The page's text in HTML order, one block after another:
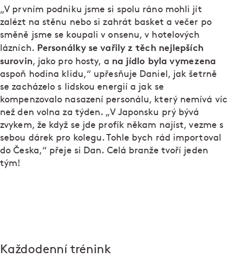
„V prvním podniku jsme si spolu ráno mohli jít
zalézt na stěnu nebo si zahrát basket a večer po
směně jsme se koupali v onsenu, v hotelových
lázních. Personálky se vařily z těch nejlepších
surovin, jako pro hosty, a na jídlo byla vymezena
aspoň hodina klidu,“ upřesňuje Daniel, jak šetrně
se zacházelo s lidskou energií a jak se
kompenzovalo nasazení personálu, který nemívá víc
než den volna za týden. „V Japonsku prý bývá
zvykem, že když se jde profík někam najíst, vezme s
sebou dárek pro kolegu. Tohle bych rád importoval
do Česka,“ přeje si Dan. Celá branže tvoří jeden
tým!
Každodenní trénink